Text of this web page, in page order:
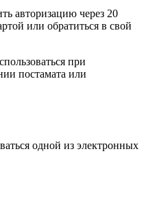
авторизацию через 20
или обратиться в свой
при
постамата или
одной из электронных